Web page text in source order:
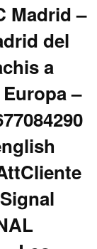
Madrid –
del
a
–